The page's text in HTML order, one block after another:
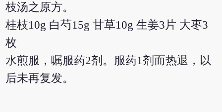
枝汤之原方。
桂枝10g 白芍15g 甘草10g 生姜3片 大枣3
枚
水煎服，嘱服药2剂。服药1剂而热退，以
后未再复发。